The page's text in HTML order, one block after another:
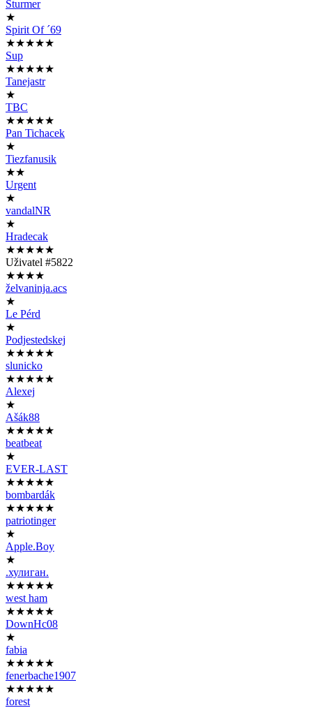
Sturmer
★
Spirit Of ´69
★★★★★
Sup
★★★★★
Tanejastr
★
TBC
★★★★★
Pan Tichacek
★
Tiezfanusik
★★
Urgent
★
vandalNR
★
Hradecak
★★★★★
Uživatel #5822
★★★★
želvaninja.acs
★
Le Pérd
★
Podjestedskej
★★★★★
slunicko
★★★★★
Alexej
★
Ašák88
★★★★★
beatbeat
★
EVER-LAST
★★★★★
bombardák
★★★★★
patriotinger
★
Apple.Boy
★
.хулиган.
★★★★★
west ham
★★★★★
DownHc08
★
fabia
★★★★★
fenerbache1907
★★★★★
forest